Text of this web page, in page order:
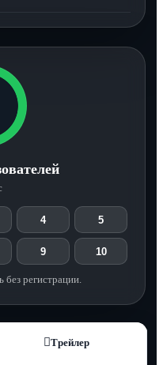
4 5
9 10
регистрации.
Трейлер